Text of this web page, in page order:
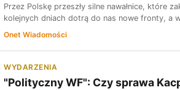
Przez Polskę przeszły silne nawałnice, które
kolejnych dniach dotrą do nas nowe fronty, a
Onet Wiadomości
WYDARZENIA
"Polityczny WF": Czy sprawa